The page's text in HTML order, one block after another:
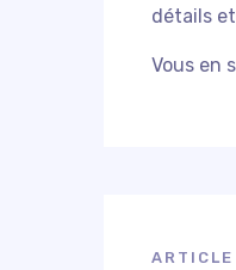
détails
Vous en
ARTICLE